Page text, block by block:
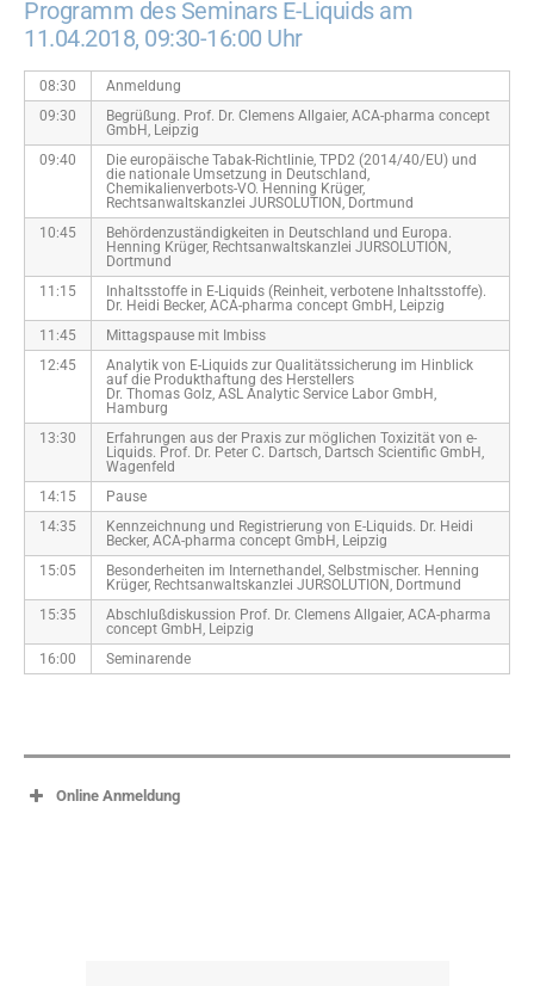
Programm des Seminars E-Liquids am
11.04.2018, 09:30-16:00 Uhr
08:30
Anmeldung
09:30
Begrüßung. Prof. Dr. Clemens Allgaier, ACA-pharma concept
GmbH, Leipzig
09:40
Die europäische Tabak-Richtlinie, TPD2 (2014/40/EU) und
die nationale Umsetzung in Deutschland,
Chemikalienverbots-VO. Henning Krüger,
Rechtsanwaltskanzlei JURSOLUTION, Dortmund
10:45
Behördenzuständigkeiten in Deutschland und Europa.
Henning Krüger, Rechtsanwaltskanzlei JURSOLUTION,
Dortmund
11:15
Inhaltsstoffe in E-Liquids (Reinheit, verbotene Inhaltsstoffe).
Dr. Heidi Becker, ACA-pharma concept GmbH, Leipzig
11:45
Mittagspause mit Imbiss
12:45
Analytik von E-Liquids zur Qualitätssicherung im Hinblick
auf die Produkthaftung des Herstellers
Dr. Thomas Golz, ASL Analytic Service Labor GmbH,
Hamburg
13:30
Erfahrungen aus der Praxis zur möglichen Toxizität von e-
Liquids. Prof. Dr. Peter C. Dartsch, Dartsch Scientific GmbH,
Wagenfeld
14:15
Pause
14:35
Kennzeichnung und Registrierung von E-Liquids. Dr. Heidi
Becker, ACA-pharma concept GmbH, Leipzig
15:05
Besonderheiten im Internethandel, Selbstmischer. Henning
Krüger, Rechtsanwaltskanzlei JURSOLUTION, Dortmund
15:35
Abschlußdiskussion Prof. Dr. Clemens Allgaier, ACA-pharma
concept GmbH, Leipzig
16:00
Seminarende
Online Anmeldung